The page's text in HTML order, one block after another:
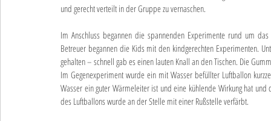
und gerecht verteilt in der Gruppe zu vernaschen.
Im Anschluss begannen die spannenden Experimente rund um
Betreuer begannen die Kids mit den kindgerechten Experimenten.
gehalten – schnell gab es einen lauten Knall an den Tischen. Die
Im Gegenexperiment wurde ein mit Wasser befüllter Luftballon
Wasser ein guter Wärmeleiter ist und eine kühlende Wirkung hat
des Luftballons wurde an der Stelle mit einer Rußstelle verfärbt.